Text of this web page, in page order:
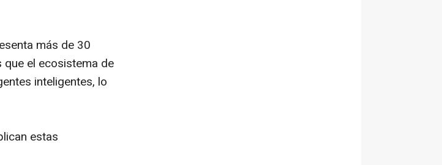
más de 30
que el ecosistema de
inteligentes, lo
estas